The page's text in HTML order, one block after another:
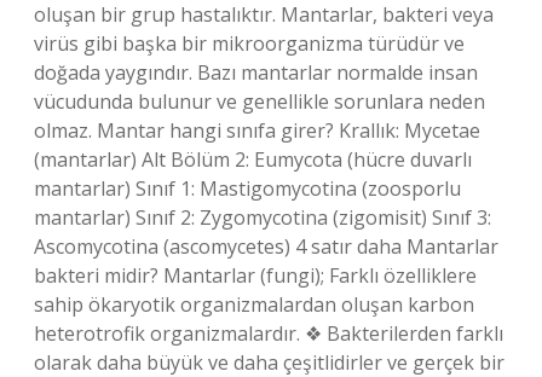
oluşan bir grup hastalıktır. Mantarlar, bakteri veya
virüs gibi başka bir mikroorganizma türüdür ve
doğada yaygındır. Bazı mantarlar normalde insan
vücudunda bulunur ve genellikle sorunlara neden
olmaz. Mantar hangi sınıfa girer? Krallık: Mycetae
(mantarlar) Alt Bölüm 2: Eumycota (hücre duvarlı
mantarlar) Sınıf 1: Mastigomycotina (zoosporlu
mantarlar) Sınıf 2: Zygomycotina (zigomisit) Sınıf 3:
Ascomycotina (ascomycetes) 4 satır daha Mantarlar
bakteri midir? Mantarlar (fungi); Farklı özelliklere
sahip ökaryotik organizmalardan oluşan karbon
heterotrofik organizmalardır. ❖ Bakterilerden farklı
olarak daha büyük ve daha çeşitlidirler ve gerçek bir